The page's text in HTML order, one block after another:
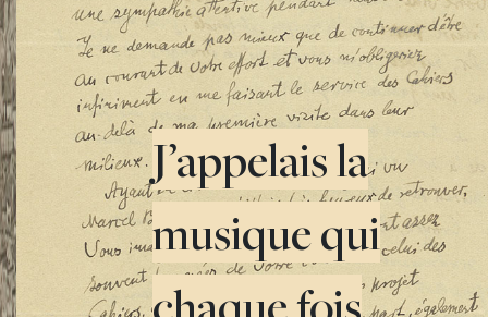
J’appelais la
musique qui